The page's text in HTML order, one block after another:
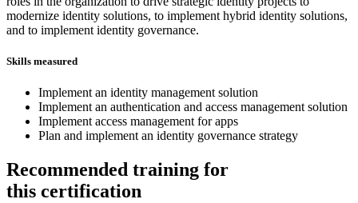
modernize identity solutions, to implement hybrid identity solutions,
and to implement identity governance.
Skills measured
Implement an identity management solution
Implement an authentication and access management solution
Implement access management for apps
Plan and implement an identity governance strategy
Recommended training for
this certification